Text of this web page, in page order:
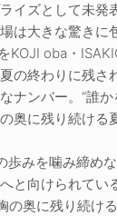
イズとして未発
は大きな驚きに
KOJI oba・
の終わりに残さ
ナンバー。“誰
奥に残り続ける
歩みを噛み締め
と向けられてい
の奥に残り続け